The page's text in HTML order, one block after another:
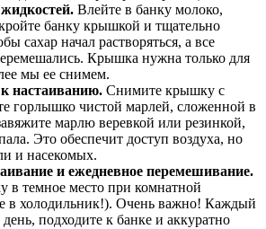
Влейте в банку молоко,
банку крышкой и тщательно
сахар начал растворяться, а все
Крышка нужна только для
мы ее снимем.
настаиванию. Снимите крышку с
горлышко чистой марлей, сложенной в
марлю веревкой или резинкой,
Это обеспечит доступ воздуха, но
и насекомых.
и ежедневное перемешивание.
в темное место при комнатной
в холодильник!). Очень важно! Каждый
день, подходите к банке и аккуратно